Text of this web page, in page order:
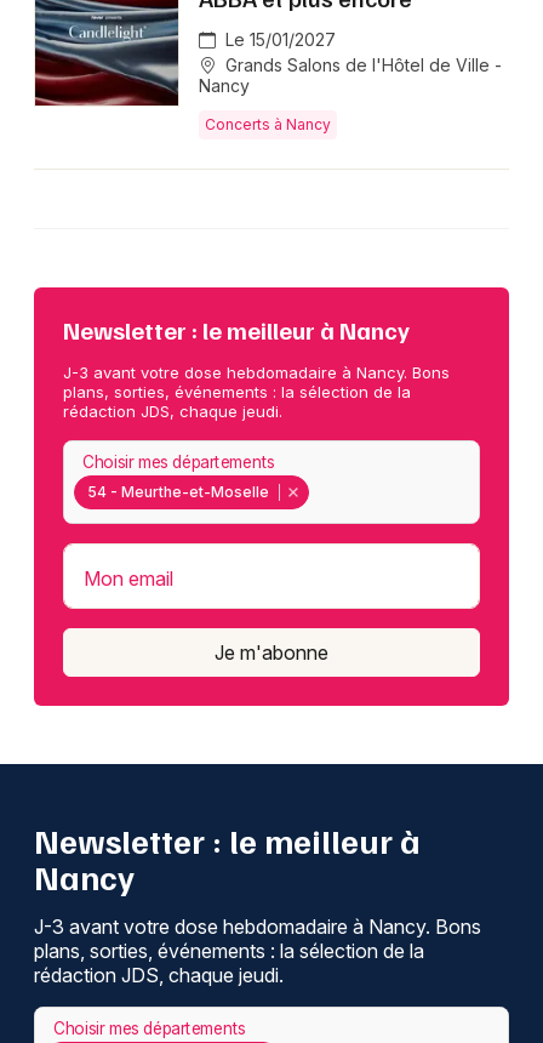
Le 15/01/2027
Grands Salons de l'Hôtel de Ville -
Nancy
Concerts à Nancy
Newsletter : le meilleur à Nancy
J-3 avant votre dose hebdomadaire à Nancy. Bons
plans, sorties, événements : la sélection de la
rédaction JDS, chaque jeudi.
54 - Meurthe-et-Moselle
Choisir mes départements
Mon email
Je m'abonne
Newsletter : le meilleur à
Nancy
J-3 avant votre dose hebdomadaire à Nancy. Bons
plans, sorties, événements : la sélection de la
rédaction JDS, chaque jeudi.
Choisir mes départements